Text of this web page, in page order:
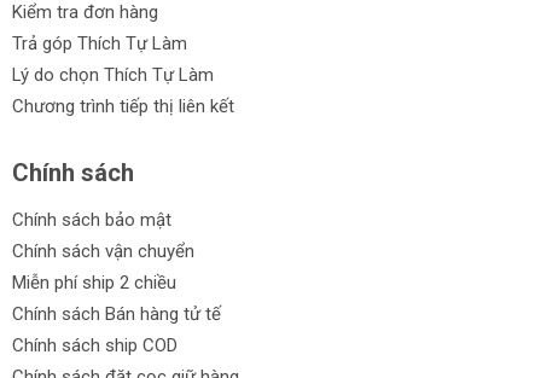
Danh sách danh mục con:
Máy khoan pin Kingblue chân Bosch
Máy bắn vít pin Kingblue chân Bosch
Máy bắn bu lông pin Kingblue chân Bosch
Máy mài góc pin Kingblue chân Bosch
Ưu điểm của Máy pin Kingblue chân
Bosch:
Công nghệ tiên tiến: Tăng tuổi thọ giúp tiết kiệm chi phí
Kiểm tra đơn hàng
Trả góp Thích Tự Làm
Lý do chọn Thích Tự Làm
Chương trình tiếp thị liên kết
Chính sách
Chính sách bảo mật
Chính sách vận chuyển
Miễn phí ship 2 chiều
Chính sách Bán hàng tử tế
Chính sách ship COD